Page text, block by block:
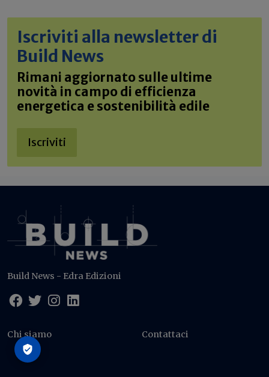
Iscriviti alla newsletter di
Build News
Rimani aggiornato sulle ultime
novità in campo di efficienza
energetica e sostenibilità edile
Iscriviti
Build News - Edra Edizioni
Chi siamo Contattaci